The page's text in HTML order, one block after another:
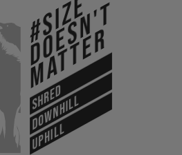
#Size
Doesn't
Matter
SHRED
DOWNHILL
UPHILL